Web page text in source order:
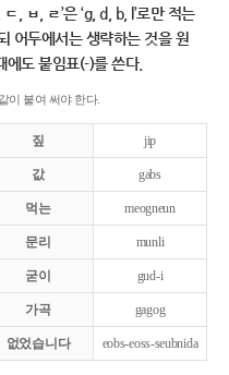
, ㅂ, ㄹ’은 ‘g, d, b, l’로만 적는
어두에서는 생략하는 것을 원
에도 붙임표(-)를 쓴다.
이 붙여 써야 한다.
짚 jip
값 gabs
먹는 meogneun
문리 munli
굳이 gud-i
가곡 gagog
없었습니다 eobs-eoss-seubnida